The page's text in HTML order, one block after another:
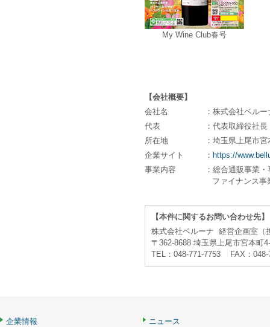
My Wine Club春号
【会社概要】
会社名
：株式会社ベルー
代表
：代表取締役社
所在地
：埼玉県上尾市
企業サイト
： https://
事業内容
：総合通販事業
ファイナンス事
【本件に関するお問い合わせ先】
株式会社ベルーナ 経営企画室（
〒362-8688 埼玉県上尾市宮本町
TEL：048-771-7753 FAX：
企業情報 ニュース